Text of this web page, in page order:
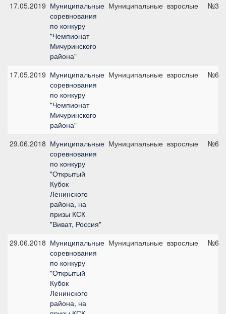
17.05.2019 Муниципальные
соревнования
по конкуру
"Чемпионат
Мичуринского
района"
Муниципальные взрослые №3,
17.05.2019 Муниципальные
соревнования
по конкуру
"Чемпионат
Мичуринского
района"
Муниципальные взрослые №6,
29.06.2018 Муниципальные
соревнования
по конкуру
"Открытый
Кубок
Ленинского
района, на
призы КСК
"Виват, Россия"
Муниципальные взрослые №6,
29.06.2018 Муниципальные
соревнования
по конкуру
"Открытый
Кубок
Ленинского
района, на
Муниципальные взрослые №6,